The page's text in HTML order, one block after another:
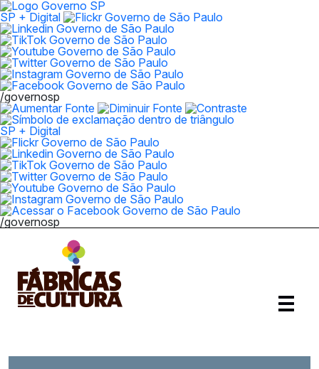
SP + Digital
/governosp
SP + Digital
/governosp